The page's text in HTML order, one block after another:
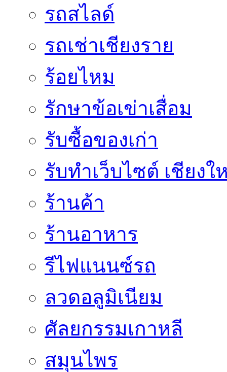
รถสไลด์
รถเช่าเชียงราย
ร้อยไหม
รักษาข้อเข่าเสื่อม
รับซื้อของเก่า
รับทำเว็บไซต์ เชียงใ
ร้านค้า
ร้านอาหาร
รีไฟแนนซ์รถ
ลวดอลูมิเนียม
ศัลยกรรมเกาหลี
สมุนไพร